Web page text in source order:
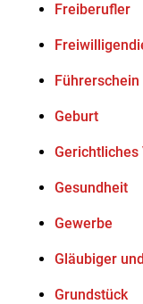
Freiberufler
Führerschein
Geburt
Gerichtliches
Gesundheit
Gewerbe
Gläubiger
Grundstück